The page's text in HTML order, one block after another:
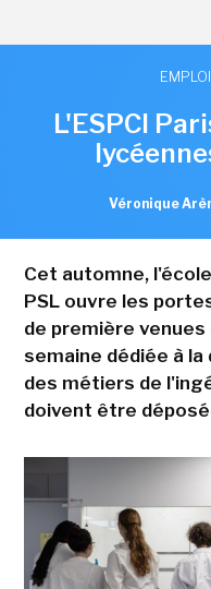
EMPLOI
L'ESPCI
Véronique
Cet automne,
PSL ouvre les
de première
semaine dédiée à
des métiers de
doivent être